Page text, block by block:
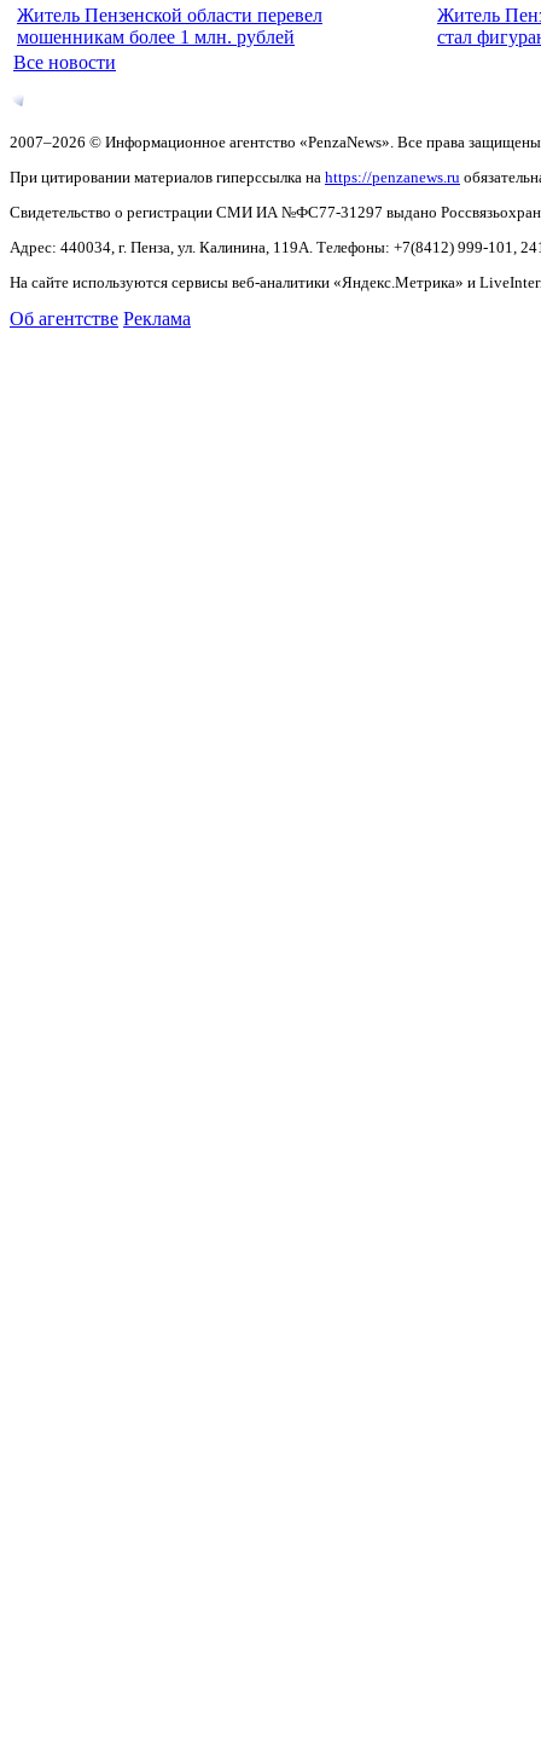
Житель Пензенской области перевел
мошенникам более 1 млн. рублей
Житель
стал
Все новости
2007–2026 © Информационное агентство «PenzaNews». Все права
При цитировании материалов гиперссылка на https://penzanews.ru
Свидетельство о регистрации СМИ ИА №ФС77-31297 выдано
Адрес: 440034, г. Пенза, ул. Калинина, 119А. Телефоны: +7(8412) 999-101,
На сайте используются сервисы веб-аналитики «Яндекс.Метрика» и
Об агентстве Реклама